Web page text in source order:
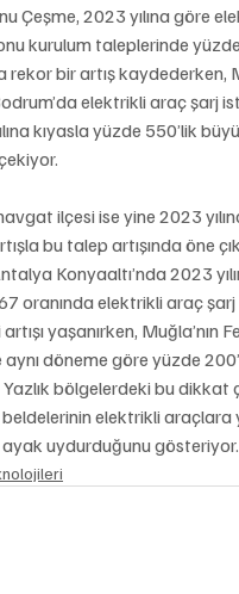
Çeşme, 2023 yılına göre
kurulum taleplerinde
rekor bir artış kaydederken,
elektrikli araç şarj
kıyasla yüzde 550’lik
ilçesi ise yine 2023
bu talep artışında öne
Konyaaltı’nda 2023
oranında elektrikli araç şarj
yaşanırken, Muğla’nın
döneme göre yüzde
bölgelerdeki bu dikkat
beldelerinin elektrikli araçlara
ayak uydurduğunu gösteriyor.